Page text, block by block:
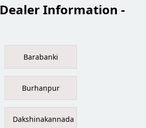
Information -
Barabanki
Burhanpur
Dakshinakannada